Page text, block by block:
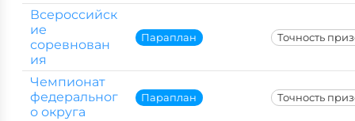
Всероссийск
ие
соревнован
ия
Параплан Точность
Чемпионат
федеральног
о округа
Параплан Точность